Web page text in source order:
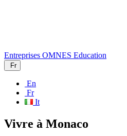
Entreprises OMNES Education
Fr
En
Fr
It
Vivre à Monaco